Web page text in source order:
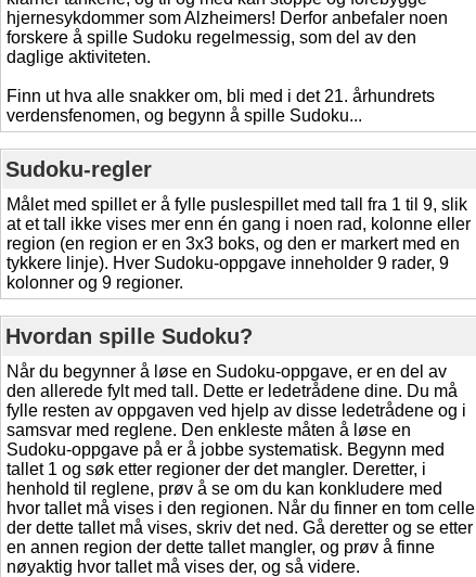
hjernesykdommer som Alzheimers! Derfor anbefaler noen
forskere å spille Sudoku regelmessig, som del av den
daglige aktiviteten.
Finn ut hva alle snakker om, bli med i det 21. århundrets
verdensfenomen, og begynn å spille Sudoku...
Sudoku-regler
Målet med spillet er å fylle puslespillet med tall fra 1 til 9, slik
at et tall ikke vises mer enn én gang i noen rad, kolonne eller
region (en region er en 3x3 boks, og den er markert med en
tykkere linje). Hver Sudoku-oppgave inneholder 9 rader, 9
kolonner og 9 regioner.
Hvordan spille Sudoku?
Når du begynner å løse en Sudoku-oppgave, er en del av
den allerede fylt med tall. Dette er ledetrådene dine. Du må
fylle resten av oppgaven ved hjelp av disse ledetrådene og i
samsvar med reglene. Den enkleste måten å løse en
Sudoku-oppgave på er å jobbe systematisk. Begynn med
tallet 1 og søk etter regioner der det mangler. Deretter, i
henhold til reglene, prøv å se om du kan konkludere med
hvor tallet må vises i den regionen. Når du finner en tom celle
der dette tallet må vises, skriv det ned. Gå deretter og se etter
en annen region der dette tallet mangler, og prøv å finne
nøyaktig hvor tallet må vises der, og så videre.